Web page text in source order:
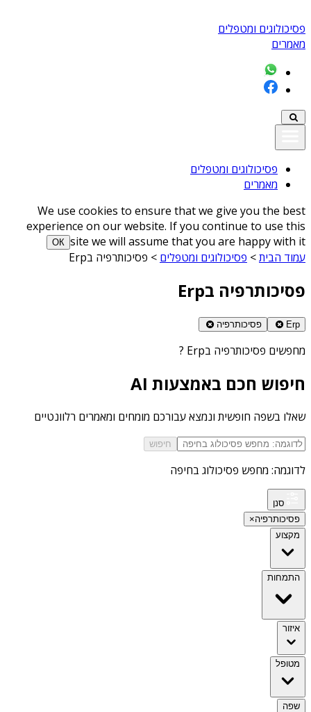
פסיכולוגים ומטפלים
מאמרים
פסיכולוגים ומטפלים
מאמרים
We use cookies to ensure that we give you the best
experience on our website. If you continue to use this
site we will assume that you are happy with it
ОК
עמוד הבית> פסיכולוגים ומטפלים > פסיכותרפיה בErp
פסיכותרפיה בErp
Erp פסיכותרפיה
מחפשים פסיכותרפיה בErp ?
חיפוש חכם באמצעות AI
שאלו בשפה חופשית ונמצא עבורכם מומחים ומאמרים רלוונטיים
חיפוש
לדוגמה: מחפש פסיכולוג בחיפה
סנן
פסיכותרפיה×
מקצוע
התמחות
איזור
מטופל
שפה